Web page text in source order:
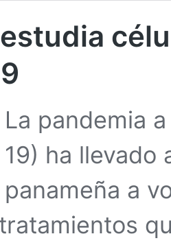
La pandemia
19) ha llevado
panameña a